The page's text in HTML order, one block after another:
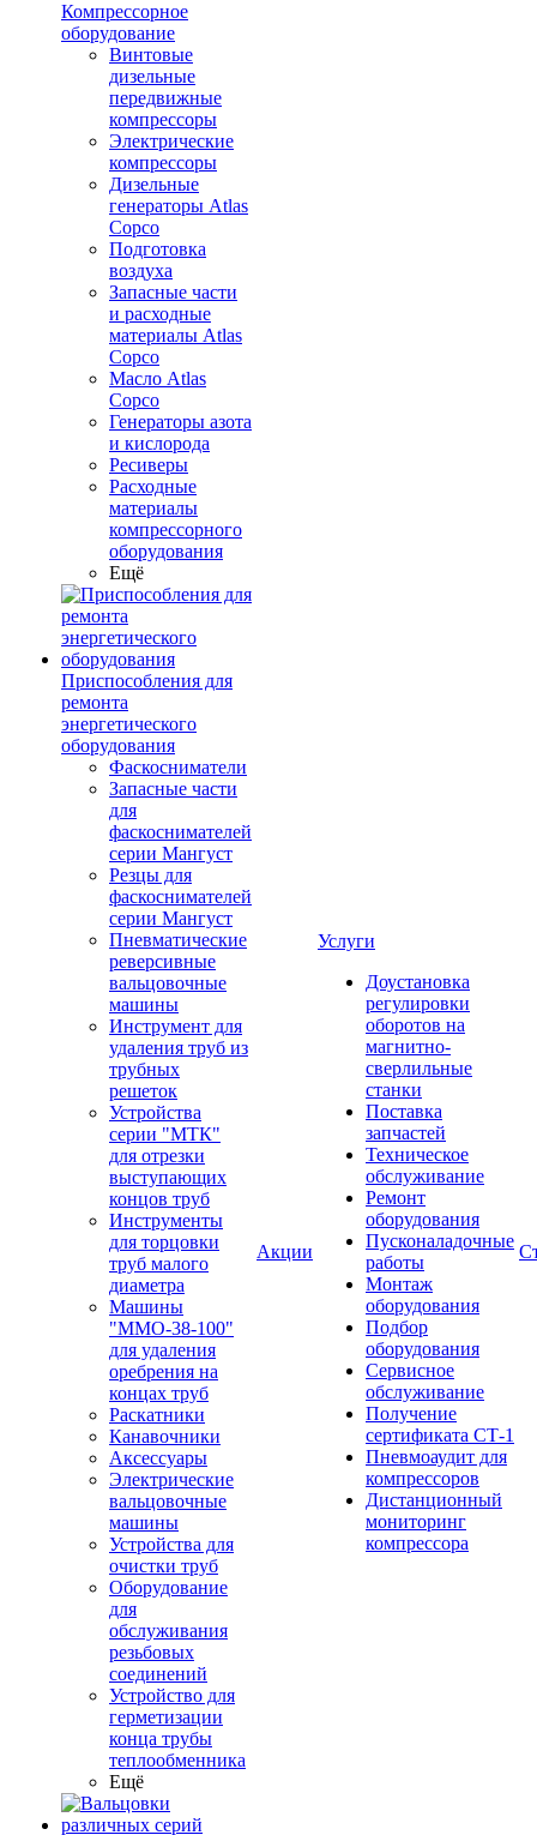
Компрессорное
оборудование
Винтовые
дизельные
передвижные
компрессоры
Электрические
компрессоры
Дизельные
генераторы Atlas
Copco
Подготовка
воздуха
Запасные части
и расходные
материалы Atlas
Copco
Масло Atlas
Copco
Генераторы азота
и кислорода
Ресиверы
Расходные
материалы
компрессорного
оборудования
Ещё
Приспособления для
ремонта
энергетического
оборудования
Фаскосниматели
Запасные части
для
фаскоснимателей
серии Мангуст
Резцы для
фаскоснимателей
серии Мангуст
Пневматические
реверсивные
вальцовочные
машины
Инструмент для
удаления труб из
трубных
решеток
Устройства
серии "МТК"
для отрезки
выступающих
концов труб
Инструменты
для торцовки
труб малого
диаметра
Машины
"ММО-38-100"
для удаления
оребрения на
концах труб
Раскатники
Канавочники
Аксессуары
Электрические
вальцовочные
машины
Устройства для
очистки труб
Оборудование
для
обслуживания
резьбовых
соединений
Устройство для
герметизации
конца трубы
теплообменника
Ещё
Акции
Услуги
Доустановка
регулировки
оборотов на
магнитно-
сверлильные
станки
Поставка
запчастей
Техническое
обслуживание
Ремонт
оборудования
Пусконаладочные
работы
Монтаж
оборудования
Подбор
оборудования
Сервисное
обслуживание
Получение
сертификата СТ-1
Пневмоаудит для
компрессоров
Дистанционный
мониторинг
компрессора